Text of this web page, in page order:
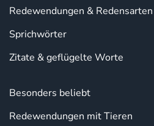
Redewendungen & Redensarten
Sprichwörter
Zitate & geflügelte Worte
Besonders beliebt
Redewendungen mit Tieren